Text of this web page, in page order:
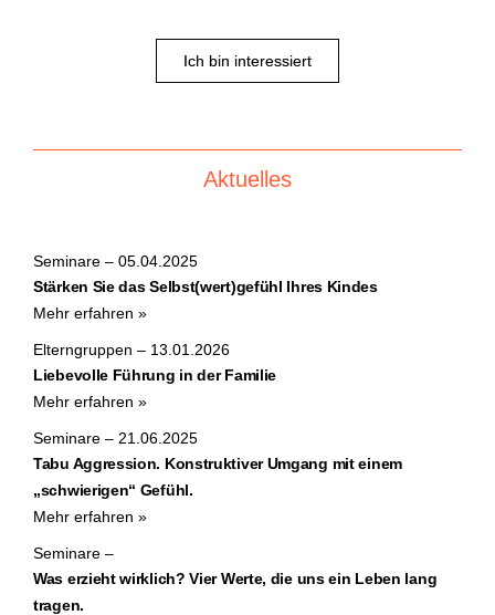
Ich bin interessiert
Aktuelles
Seminare – 05.04.2025
Stärken Sie das Selbst(wert)gefühl Ihres Kindes
Mehr erfahren »
Elterngruppen – 13.01.2026
Liebevolle Führung in der Familie
Mehr erfahren »
Seminare – 21.06.2025
Tabu Aggression. Konstruktiver Umgang mit einem
„schwierigen“ Gefühl.
Mehr erfahren »
Seminare –
Was erzieht wirklich? Vier Werte, die uns ein Leben lang
tragen.